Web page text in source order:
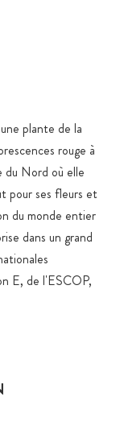
plante de la
rouge à
du Nord où elle
pour ses fleurs et
du monde entier
dans un grand
E, de l'ESCOP,